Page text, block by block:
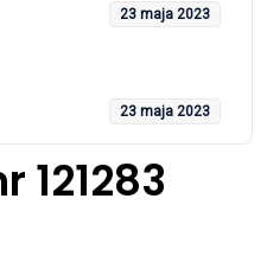
23 maja 2023
23 maja 2023
121283